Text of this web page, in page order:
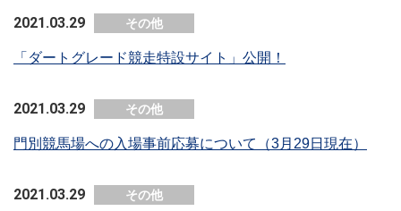
2021.03.29 その他
「ダートグレード競走特設サイト」公開！
2021.03.29 その他
門別競馬場への入場事前応募について（3月29日現在）
2021.03.29 その他